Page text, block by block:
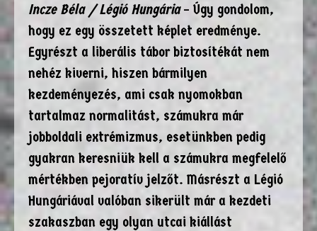
Incze Béla / Légió Hungária– Úgy gondolom,
hogy ez egy összetett képlet eredménye.
Egyrészt a liberális tábor biztosítékát nem
nehéz kiverni, hiszen bármilyen
kezdeményezés, ami csak nyomokban
tartalmaz normalitást, számukra már
jobboldali extrémizmus, esetünkben pedig
gyakran keresniük kell a számukra megfelelő
mértékben pejoratív jelzőt. Másrészt a Légió
Hungáriával valóban sikerült már a kezdeti
szakaszban egy olyan utcai kiállást